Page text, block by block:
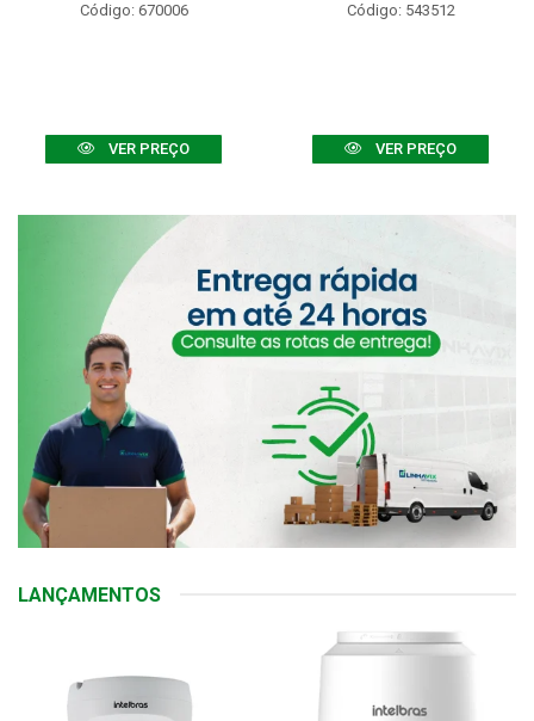
Código: 670006
VER PREÇO
Código: 543512
VER PREÇO
LANÇAMENTOS